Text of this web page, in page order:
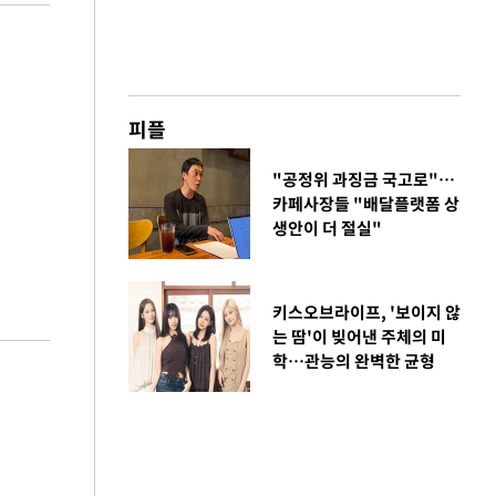
피플
"공정위 과징금 국고로"…
카페사장들 "배달플랫폼 상
생안이 더 절실"
키스오브라이프, '보이지 않
는 땀'이 빚어낸 주체의 미
학…관능의 완벽한 균형